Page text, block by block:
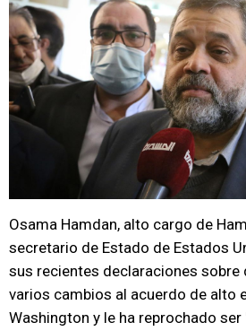
Osama Hamdan, alto cargo de
secretario de Estado de Estados
sus recientes declaraciones sobre
varios cambios al acuerdo de alto
Washington y le ha reprochado